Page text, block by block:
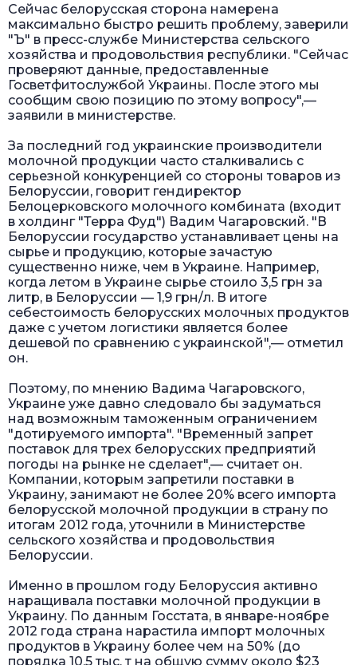
Сейчас белорусская сторона намерена
максимально быстро решить проблему, заверили
"Ъ" в пресс-службе Министерства сельского
хозяйства и продовольствия республики. "Сейчас
проверяют данные, предоставленные
Госветфитослужбой Украины. После этого мы
сообщим свою позицию по этому вопросу",—
заявили в министерстве.
За последний год украинские производители
молочной продукции часто сталкивались с
серьезной конкуренцией со стороны товаров из
Белоруссии, говорит гендиректор
Белоцерковского молочного комбината (входит
в холдинг "Терра Фуд") Вадим Чагаровский. "В
Белоруссии государство устанавливает цены на
сырье и продукцию, которые зачастую
существенно ниже, чем в Украине. Например,
когда летом в Украине сырье стоило 3,5 грн за
литр, в Белоруссии — 1,9 грн/л. В итоге
себестоимость белорусских молочных продуктов
даже с учетом логистики является более
дешевой по сравнению с украинской",— отметил
он.
Поэтому, по мнению Вадима Чагаровского,
Украине уже давно следовало бы задуматься
над возможным таможенным ограничением
"дотируемого импорта". "Временный запрет
поставок для трех белорусских предприятий
погоды на рынке не сделает",— считает он.
Компании, которым запретили поставки в
Украину, занимают не более 20% всего импорта
белорусской молочной продукции в страну по
итогам 2012 года, уточнили в Министерстве
сельского хозяйства и продовольствия
Белоруссии.
Именно в прошлом году Белоруссия активно
наращивала поставки молочной продукции в
Украину. По данным Госстата, в январе-ноябре
2012 года страна нарастила импорт молочных
продуктов в Украину более чем на 50% (до
порядка 10,5 тыс. т на общую сумму около $23